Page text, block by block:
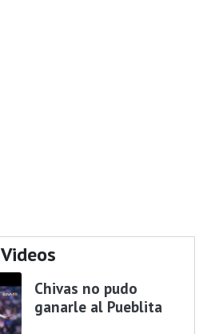
Videos
Chivas no pudo
ganarle al Pueblita